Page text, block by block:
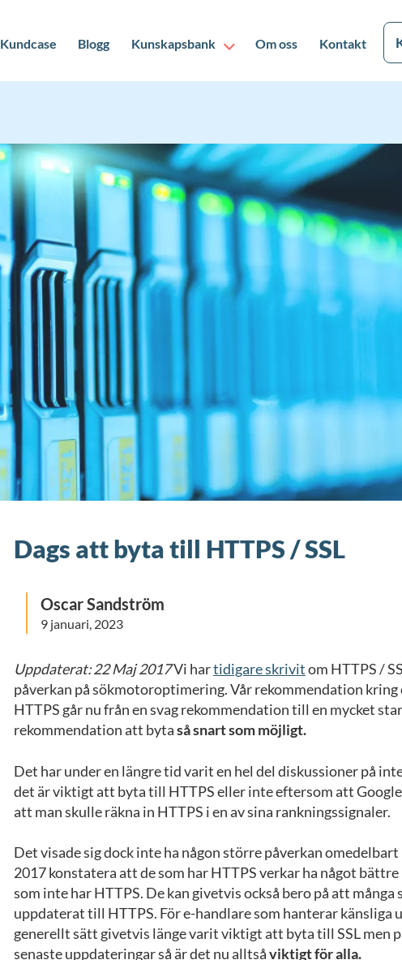
Kundcase Blogg Kunskapsbank Om oss Kontakt
Dags att byta till HTTPS / SSL
Oscar Sandström
9 januari, 2023
Uppdaterat: 22 Maj 2017Vi hartidigare skrivitom HTTPS /
påverkan på sökmotoroptimering. Vår rekommendation kring
HTTPS går nu från en svag rekommendation till en mycket
rekommendation att bytaså snart som möjligt.
Det har under en längre tid varit en hel del diskussioner på
det är viktigt att byta till HTTPS eller inte eftersom att Google
att man skulle räkna in HTTPS i en av sina rankningssignaler.
Det visade sig dock inte ha någon större påverkan
2017 konstatera att de som har HTTPS verkar ha något
som inte har HTTPS. De kan givetvis också bero på att många
uppdaterat till HTTPS. För e-handlare som hanterar känsliga
generellt sätt givetvis länge varit viktigt att byta till SSL men
senaste uppdateringar så är det nu alltsåviktigt för alla.